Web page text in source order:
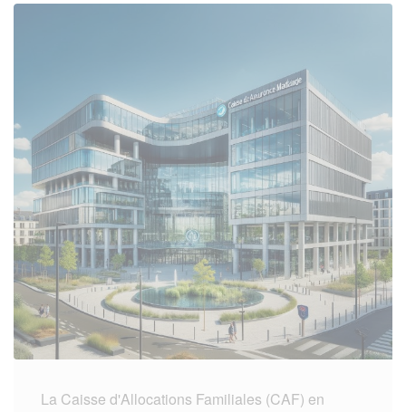
La Caisse d'Allocations Familiales (CAF) en